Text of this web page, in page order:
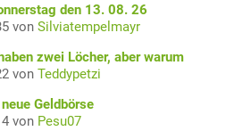
den 13. 08. 26
von Silviatempelmayr
zwei Löcher, aber warum
von Teddypetzi
Geldbörse
von Pesu07